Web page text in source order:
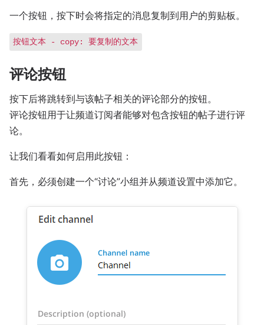
一个按钮，按下时会将指定的消息复制到用户的剪贴板。
按钮文本 - copy: 要复制的文本
评论按钮
按下后将跳转到与该帖子相关的评论部分的按钮。
评论按钮用于让频道订阅者能够对包含按钮的帖子进行评
论。
让我们看看如何启用此按钮：
首先，必须创建一个“讨论”小组并从频道设置中添加它。